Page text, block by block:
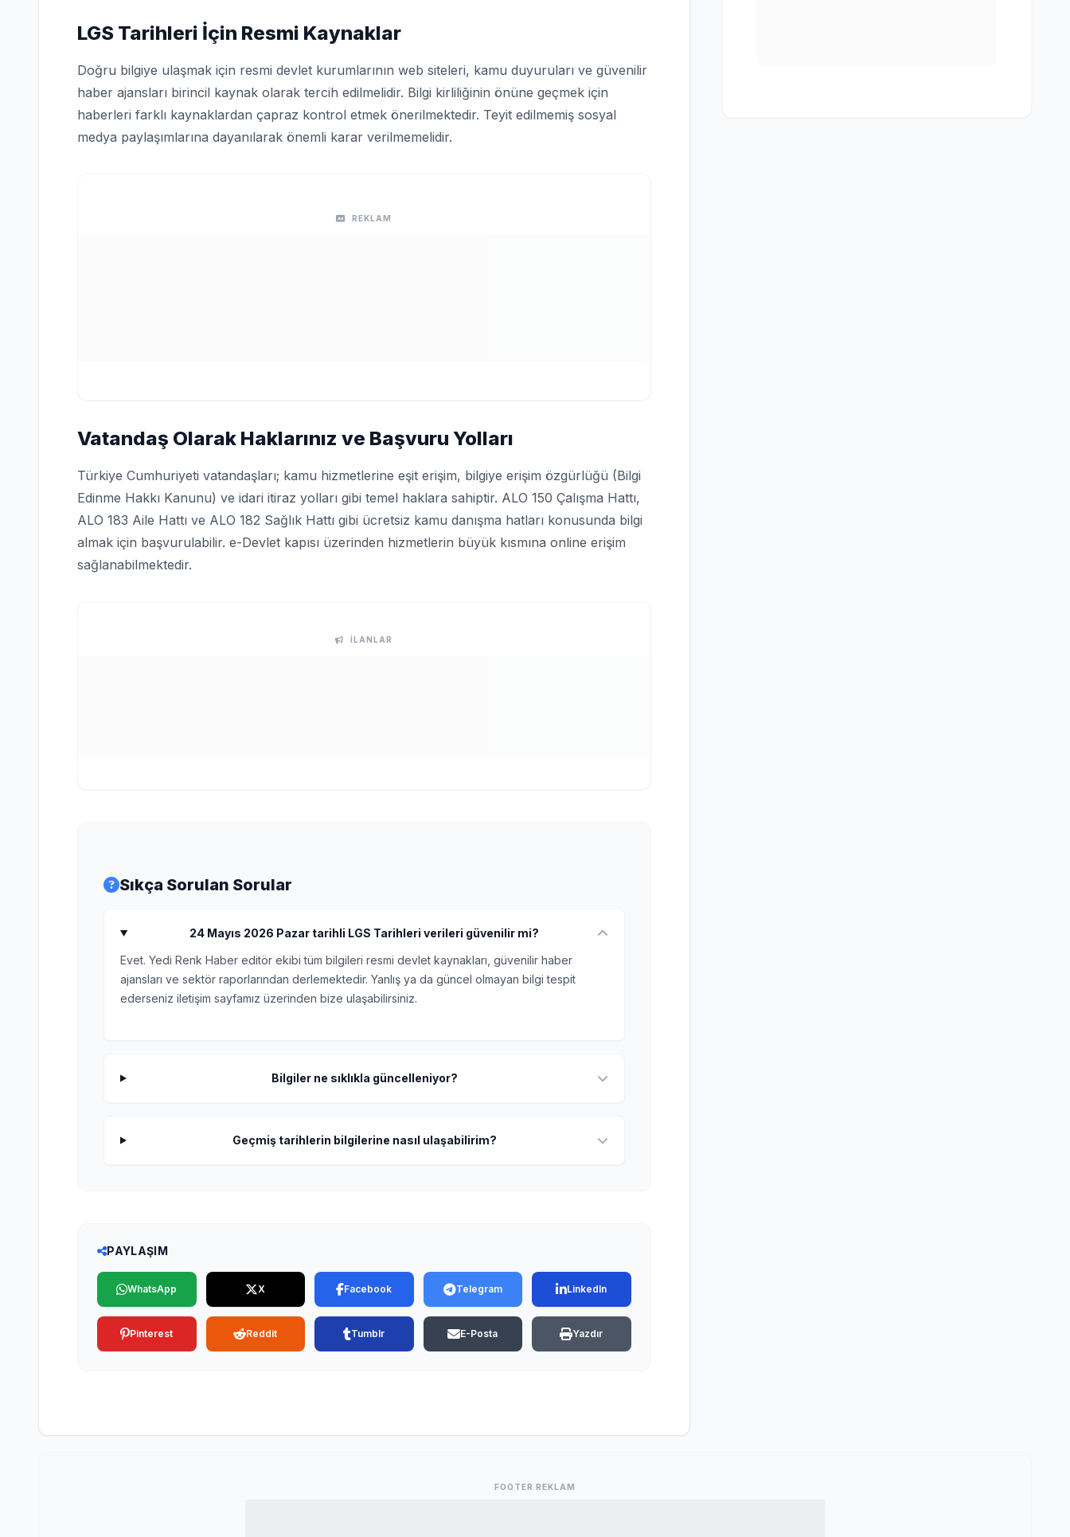
LGS Tarihleri İçin Resmi Kaynaklar
Doğru bilgiye ulaşmak için resmi devlet kurumlarının web siteleri, kamu duyuruları ve güvenilir
haber ajansları birincil kaynak olarak tercih edilmelidir. Bilgi kirliliğinin önüne geçmek için
haberleri farklı kaynaklardan çapraz kontrol etmek önerilmektedir. Teyit edilmemiş sosyal
medya paylaşımlarına dayanılarak önemli karar verilmemelidir.
REKLAM
Vatandaş Olarak Haklarınız ve Başvuru Yolları
Türkiye Cumhuriyeti vatandaşları; kamu hizmetlerine eşit erişim, bilgiye erişim özgürlüğü (Bilgi
Edinme Hakkı Kanunu) ve idari itiraz yolları gibi temel haklara sahiptir. ALO 150 Çalışma Hattı,
ALO 183 Aile Hattı ve ALO 182 Sağlık Hattı gibi ücretsiz kamu danışma hatları konusunda bilgi
almak için başvurulabilir. e-Devlet kapısı üzerinden hizmetlerin büyük kısmına online erişim
sağlanabilmektedir.
İLANLAR
Sıkça Sorulan Sorular
24 Mayıs 2026 Pazar tarihli LGS Tarihleri verileri güvenilir mi?
Evet. Yedi Renk Haber editör ekibi tüm bilgileri resmi devlet kaynakları, güvenilir haber
ajansları ve sektör raporlarından derlemektedir. Yanlış ya da güncel olmayan bilgi tespit
ederseniz iletişim sayfamız üzerinden bize ulaşabilirsiniz.
Bilgiler ne sıklıkla güncelleniyor?
Geçmiş tarihlerin bilgilerine nasıl ulaşabilirim?
PAYLAŞIM
WhatsApp X Facebook Telegram LinkedIn
Pinterest Reddit Tumblr E-Posta Yazdır
FOOTER REKLAM